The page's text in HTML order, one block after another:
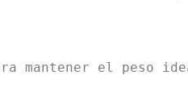
mantener el peso